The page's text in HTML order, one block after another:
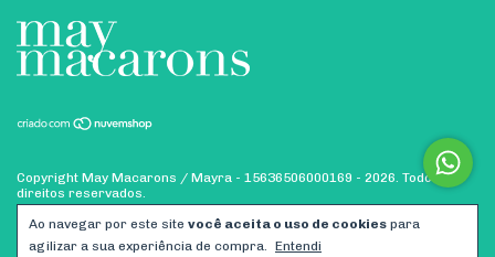
Ao navegar por este site você aceita o uso de cookies para
agilizar a sua experiência de compra. Entendi
Copyright May Macarons / Mayra - 15636506000169 - 2026. Todos os
direitos reservados.